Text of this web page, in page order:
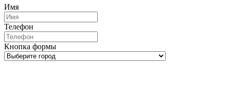
Имя
Телефон
Кнопка формы